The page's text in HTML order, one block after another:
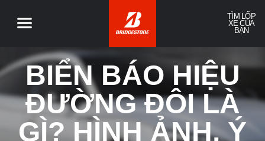
TÌM LỐP
XE CỦA
BẠN
BIỂN BÁO HIỆU
ĐƯỜNG ĐÔI LÀ
GÌ? HÌNH ẢNH, Ý